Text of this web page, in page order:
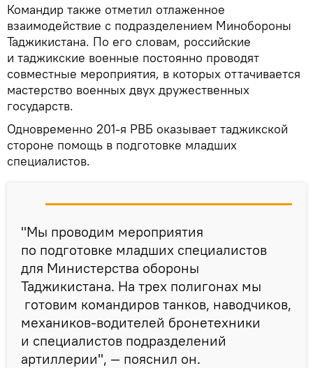
Командир также отметил отлаженное
взаимодействие с подразделением Минобороны
Таджикистана. По его словам, российские
и таджикские военные постоянно проводят
совместные мероприятия, в которых оттачивается
мастерство военных двух дружественных
государств.
Одновременно 201-я РВБ оказывает таджикской
стороне помощь в подготовке младших
специалистов.
"Мы проводим мероприятия
по подготовке младших специалистов
для Министерства обороны
Таджикистана. На трех полигонах мы
готовим командиров танков, наводчиков,
механиков-водителей бронетехники
и специалистов подразделений
артиллерии", — пояснил он.